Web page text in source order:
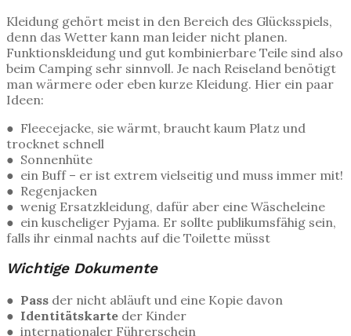
Kleidung gehört meist in den Bereich des Glücksspiels,
denn das Wetter kann man leider nicht planen.
Funktionskleidung und gut kombinierbare Teile sind also
beim Camping sehr sinnvoll. Je nach Reiseland benötigt
man wärmere oder eben kurze Kleidung. Hier ein paar
Ideen:
● Fleecejacke, sie wärmt, braucht kaum Platz und
trocknet schnell
● Sonnenhüte
● ein Buff – er ist extrem vielseitig und muss immer mit!
● Regenjacken
● wenig Ersatzkleidung, dafür aber eine Wäscheleine
● ein kuscheliger Pyjama. Er sollte publikumsfähig sein,
falls ihr einmal nachts auf die Toilette müsst
Wichtige Dokumente
● Pass der nicht abläuft und eine Kopie davon
● Identitätskarte der Kinder
● internationaler Führerschein